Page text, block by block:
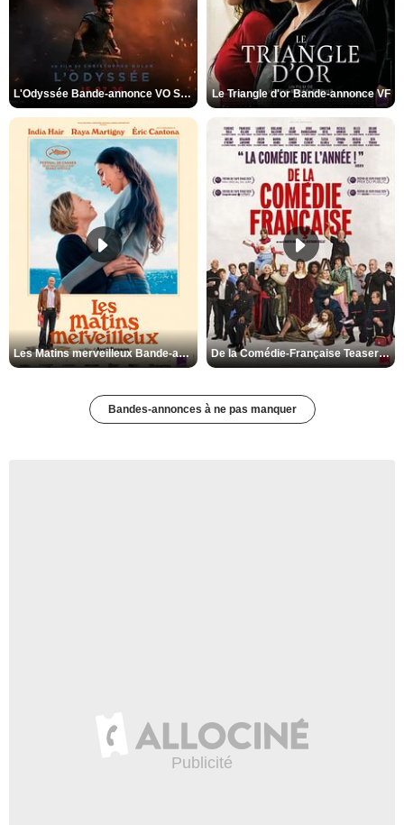
L'Odyssée Bande-annonce VO STFR Le Triangle d'or Bande-annonce VF
Les Matins merveilleux Bande-annonce VF De la Comédie-Française Teaser VF
Bandes-annonces à ne pas manquer